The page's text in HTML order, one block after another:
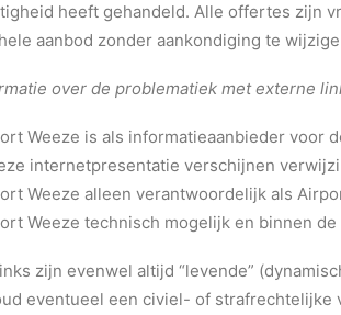
heeft gehandeld. Alle offertes zijn
aanbod zonder aankondiging te
over de problematiek met externe
Weeze is als informatieaanbieder voor
internetpresentatie verschijnen
Weeze alleen verantwoordelijk als
Weeze technisch mogelijk en binnen
zijn evenwel altijd “levende”
eventueel een civiel- of strafrechtelijke